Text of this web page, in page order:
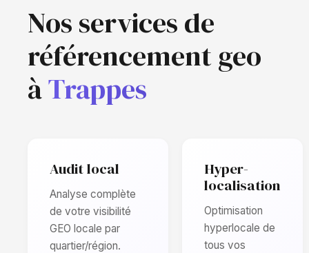
Nos services de
référencement geo
àTrappes
Audit local
Analyse complète
de votre visibilité
GEO locale par
quartier/région.
Hyper-
localisation
Optimisation
hyperlocale de
tous vos